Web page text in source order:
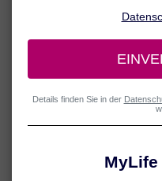
ein Schnupfen besonders zu
Eltern wissen, was gegen die
Baby-Schnupfen
kleinen Patienten Linderung